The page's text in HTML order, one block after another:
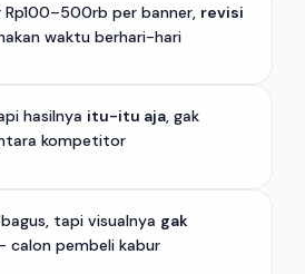
Rp100–500rb per banner, revisi
waktu berhari-hari
hasilnya itu-itu aja, gak
kompetitor
tapi visualnya gak
calon pembeli kabur